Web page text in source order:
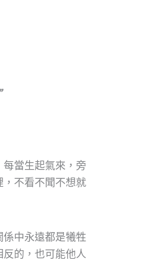
當生起氣來，旁
不看不聞不想就
中永遠都是犧牲
的，也可能他人